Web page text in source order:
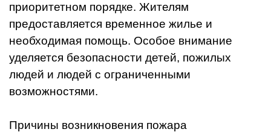
приоритетном порядке. Жителям
предоставляется временное жилье и
необходимая помощь. Особое внимание
уделяется безопасности детей, пожилых
людей и людей с ограниченными
возможностями.
Причины возникновения пожара